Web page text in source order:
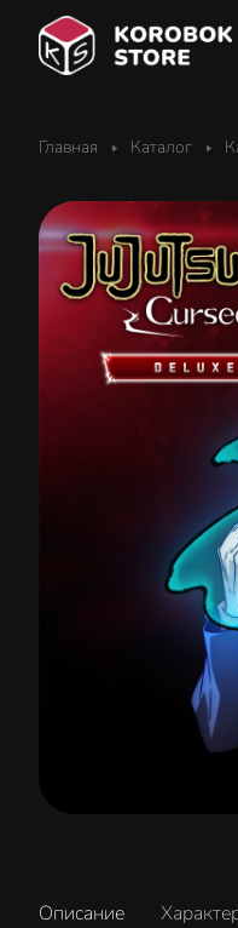
Главная Каталог
Описание